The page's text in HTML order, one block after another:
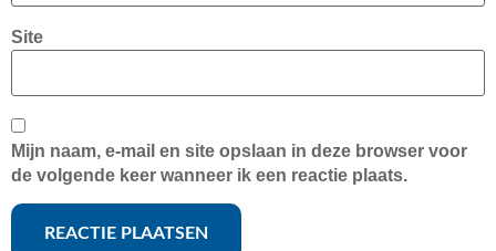
Site
Mijn naam, e-mail en site opslaan in deze browser voor
de volgende keer wanneer ik een reactie plaats.